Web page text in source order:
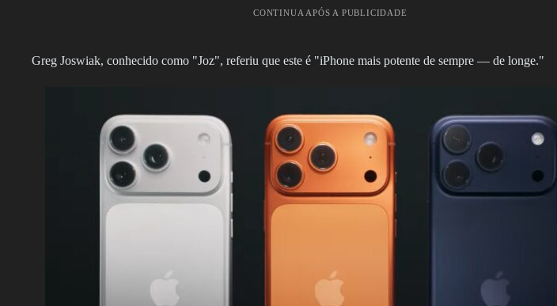
CONTINUA APÓS A PUBLICIDADE
Greg Joswiak, conhecido como "Joz", referiu que este é "iPhone mais potente de sempre — de longe."